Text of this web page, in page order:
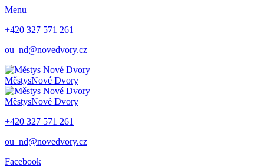
Menu
+420 327 571 261
ou_nd@novedvory.cz
MěstysNové Dvory
MěstysNové Dvory
+420 327 571 261
ou_nd@novedvory.cz
Facebook